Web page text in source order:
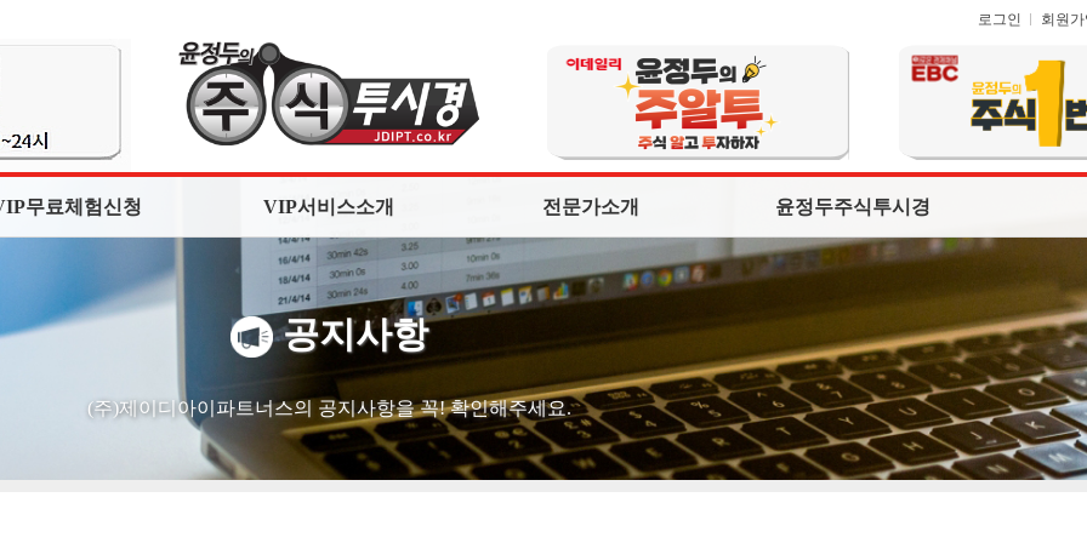
로그인 회원
무료체험신청 VIP서비스소개 전문가소개 윤정두주식투시경
공지사항
(주)제이디아이파트너스의 공지사항을 꼭! 확인해주세요.